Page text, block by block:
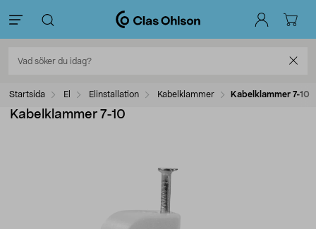
Startsida El Elinstallation Kabelklammer Kabelklammer 7-10
Kabelklammer 7-10